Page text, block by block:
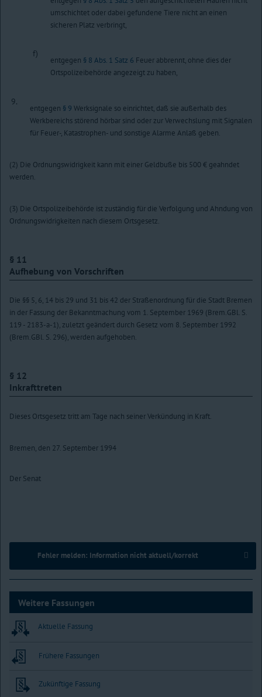
umschichtet oder dabei gefundene Tiere nicht an einen
sicheren Platz verbringt,
f)
entgegen § 8 Abs. 1 Satz 6 Feuer abbrennt, ohne dies der
Ortspolizeibehörde angezeigt zu haben,
9.
entgegen § 9 Werksignale so einrichtet, daß sie außerhalb des
Werkbereichs störend hörbar sind oder zur Verwechslung mit Signalen
für Feuer-, Katastrophen- und sonstige Alarme Anlaß geben.
(2) Die Ordnungswidrigkeit kann mit einer Geldbuße bis 500 € geahndet
werden.
(3) Die Ortspolizeibehörde ist zuständig für die Verfolgung und Ahndung von
Ordnungswidrigkeiten nach diesem Ortsgesetz.
§ 11
Aufhebung von Vorschriften
Die §§ 5, 6, 14 bis 29 und 31 bis 42 der Straßenordnung für die Stadt Bremen
in der Fassung der Bekanntmachung vom 1. September 1969 (Brem.GBl. S.
119 - 2183-a-1), zuletzt geändert durch Gesetz vom 8. September 1992
(Brem.GBl. S. 296), werden aufgehoben.
§ 12
Inkrafttreten
Dieses Ortsgesetz tritt am Tage nach seiner Verkündung in Kraft.
Bremen, den 27. September 1994
Der Senat
Fehler melden: Information nicht aktuell/korrekt
Weitere Fassungen
Aktuelle Fassung
Frühere Fassungen
Zukünftige Fassung